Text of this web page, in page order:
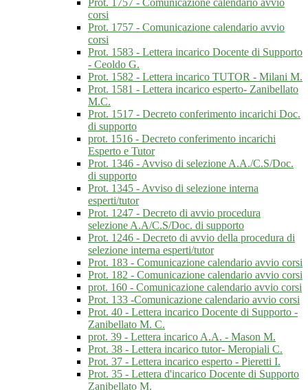
Prot. 1757 - Comunicazione calendario avvio
corsi
Prot. 1757 - Comunicazione calendario avvio
corsi
Prot. 1583 - Lettera incarico Docente di Supporto
- Ceoldo G.
Prot. 1582 - Lettera incarico TUTOR - Milani M.
Prot. 1581 - Lettera incarico esperto- Zanibellato
M.C.
Prot. 1517 - Decreto conferimento incarichi Doc.
di supporto
prot. 1516 - Decreto conferimento incarichi
Esperto e Tutor
Prot. 1346 - Avviso di selezione A.A./C.S/Doc.
di supporto
Prot. 1345 - Avviso di selezione interna
esperti/tutor
Prot. 1247 - Decreto di avvio procedura
selezione A.A/C.S/Doc. di supporto
Prot. 1246 - Decreto di avvio della procedura di
selezione interna esperti/tutor
Prot. 183 - Comunicazione calendario avvio corsi
Prot. 182 - Comunicazione calendario avvio corsi
prot. 160 - Comunicazione calendario avvio corsi
Prot. 133 -Comunicazione calendario avvio corsi
Prot. 40 - Lettera incarico Docente di Supporto -
Zanibellato M. C.
prot. 39 - Lettera incarico A.A. - Mason M.
Prot. 38 - Lettera incarico tutor- Meropiali C.
Prot. 37 - Lettera incarico esperto - Pieretti I.
Prot. 35 - Lettera d'incarico Docente di Supporto
Zanibellato M.